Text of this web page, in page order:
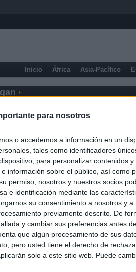
para nosotros
o accedemos a información en un
tales como identificadores
para personalizar contenidos y
información sobre el público, así como
permiso, nosotros y nuestros socios
e identificación mediante las
su consentimiento a nosotros y a
previamente descrito. De
y cambiar sus preferencias antes
que algún procesamiento de sus
pero usted tiene el derecho de
solo a este sitio web. Puede
Inicio África Asia-Pacífico